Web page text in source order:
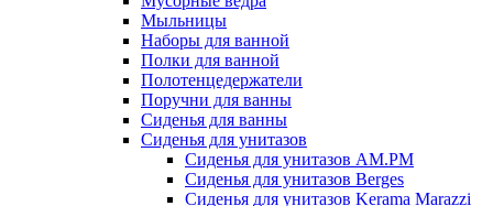
Мыльницы
Наборы для ванной
Полки для ванной
Полотенцедержатели
Поручни для ванны
Сиденья для ванны
Сиденья для унитазов
Сиденья для унитазов AM.PM
Сиденья для унитазов Berges
Сиденья для унитазов Kerama Marazzi